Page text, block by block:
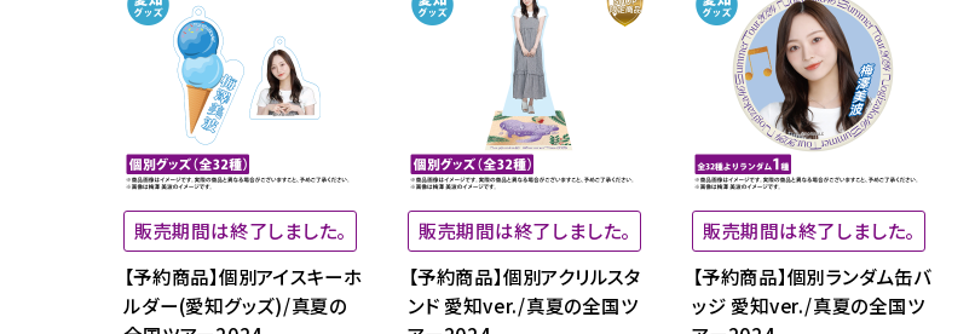
販売期間は終了しました。
【予約商品】個別アイスキーホ
ルダー(愛知グッズ)/真夏の
販売期間は終了しました。
【予約商品】個別アクリルスタ
ンド 愛知ver./真夏の全国ツ
販売期間は終了しました。
【予約商品】個別ランダム缶バ
ッジ 愛知ver./真夏の全国ツ